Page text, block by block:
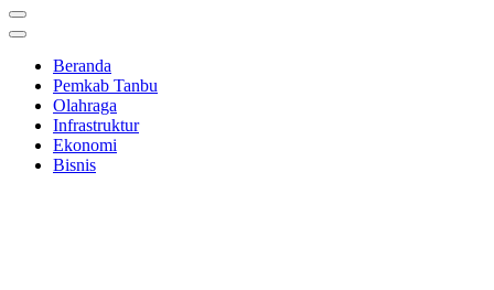
Beranda
Pemkab Tanbu
Olahraga
Infrastruktur
Ekonomi
Bisnis